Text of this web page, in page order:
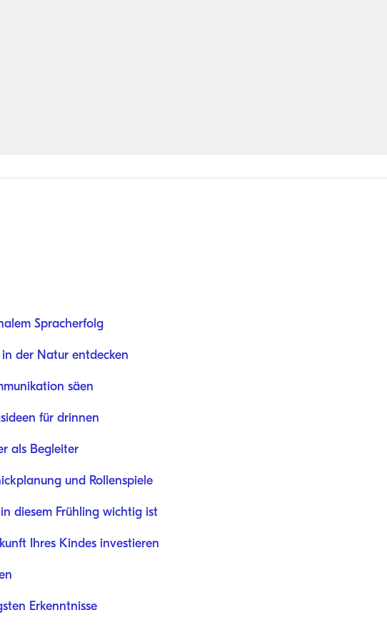
Spracherfolg
der Natur entdecken
säen
für drinnen
als Begleiter
und Rollenspiele
diesem Frühling wichtig ist
Ihres Kindes investieren
Erkenntnisse